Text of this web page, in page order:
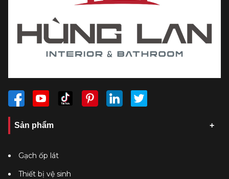
Sản phẩm
Gạch ốp lát
Thiết bị vệ sinh